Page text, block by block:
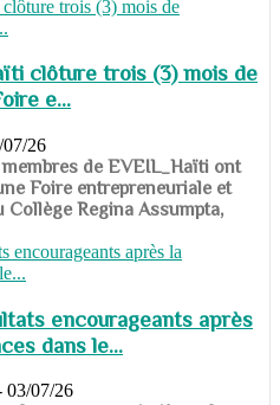
clôture trois (3) mois de
e...
07/26
de EVEIL_Haïti ont
Foire entrepreneuriale et
Collège Regina Assumpta,
encourageants après
dans le...
03/07/26